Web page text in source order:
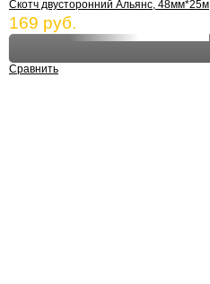
Скотч двусторонний Альянс, 48мм*25м
169 руб.
Сравнить